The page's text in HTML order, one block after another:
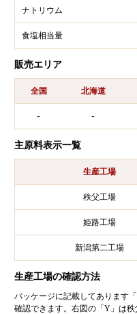
ナトリウム
食塩相当量
販売エリア
全国 北海道
- -
主原料表示一覧
生産工場
秩父工場
姫路工場
新潟第二工場
生産工場の確認方法
パッケージに記載してあります
確認できます。右図の「Y」は